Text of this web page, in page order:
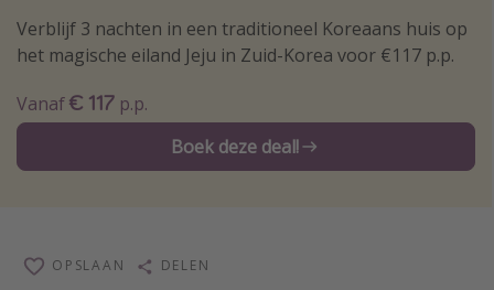
Overzicht
Weekendje weg
Autoverhuur
Vroegboeker
Groepsreizen
Zonvakanties
Verblijf 3 nachten in een traditioneel Koreaans huis op
het magische eiland Jeju in Zuid-Korea voor €117 p.p.
Vanaf€ 117 p.p.
Boek deze deal!
OPSLAAN DELEN